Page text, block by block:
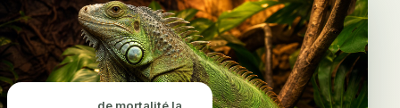
de mortalité la